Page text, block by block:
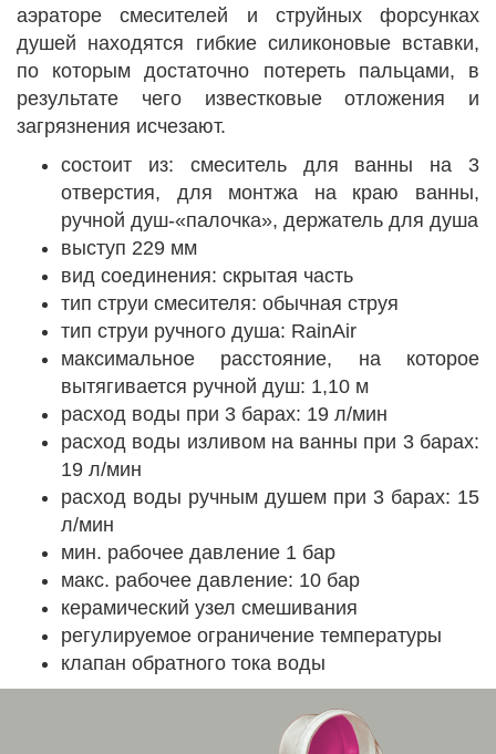
аэраторе смесителей и струйных форсунках
душей находятся гибкие силиконовые вставки,
по которым достаточно потереть пальцами, в
результате чего известковые отложения и
загрязнения исчезают.
состоит из: смеситель для ванны на 3
отверстия, для монтжа на краю ванны,
ручной душ-«палочка», держатель для душа
выступ 229 мм
вид соединения: скрытая часть
тип струи смесителя: обычная струя
тип струи ручного душа: RainAir
максимальное расстояние, на которое
вытягивается ручной душ: 1,10 м
расход воды при 3 барах: 19 л/мин
расход воды изливом на ванны при 3 барах:
19 л/мин
расход воды ручным душем при 3 барах: 15
л/мин
мин. рабочее давление 1 бар
макс. рабочее давление: 10 бар
керамический узел смешивания
регулируемое ограничение температуры
клапан обратного тока воды